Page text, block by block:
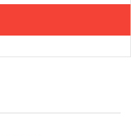
vận hành định kỳ mà